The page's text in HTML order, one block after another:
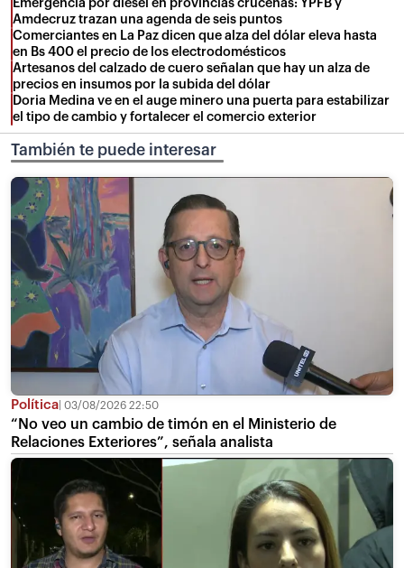
Emergencia por diésel en provincias cruceñas: YPFB y
Amdecruz trazan una agenda de seis puntos
Comerciantes en La Paz dicen que alza del dólar eleva hasta
en Bs 400 el precio de los electrodomésticos
Artesanos del calzado de cuero señalan que hay un alza de
precios en insumos por la subida del dólar
Doria Medina ve en el auge minero una puerta para estabilizar
el tipo de cambio y fortalecer el comercio exterior
También te puede interesar
Política 03/08/2026 22:50
“No veo un cambio de timón en el Ministerio de
Relaciones Exteriores”, señala analista